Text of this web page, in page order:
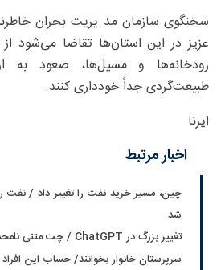
سخنگوی سازمان مد یریت بحران
عزیز در این استان‌ها تقاضا می‌شود
رودخانه‌ها و مسیل‌ها، صعود به
طبیعت‌گردی جداً خودداری کنند.
ایرنا
اخبار مرتبط
چین، مسیر خرید نفت را تغییر داد /
شد
تغییر بزرگ در ChatGPT / چت متنی نامحدود و رایگان
سرپرستان خانوار بخوانند/ حساب این افراد ۴ میلیون تومان شارژ شد